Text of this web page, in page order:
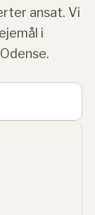
ansat. Vi
i